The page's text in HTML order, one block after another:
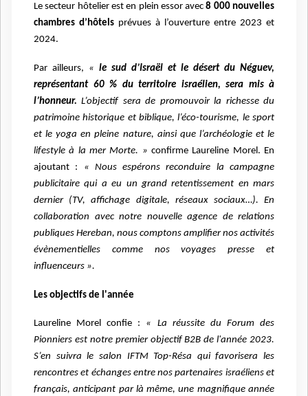
Le secteur hôtelier est en plein essor avec 8 000 nouvelles
chambres d’hôtels prévues à l’ouverture entre 2023 et
2024.
Par ailleurs, « le sud d’Israël et le désert du Néguev,
représentant 60 % du territoire israélien, sera mis à
l’honneur.L’objectif sera de promouvoir la richesse du
patrimoine historique et biblique, l’éco-tourisme, le sport
et le yoga en pleine nature, ainsi que l’archéologie et le
lifestyle à la mer Morte. » confirme Laureline Morel. En
ajoutant : « Nous espérons reconduire la campagne
publicitaire qui a eu un grand retentissement en mars
dernier (TV, affichage digitale, réseaux sociaux…). En
collaboration avec notre nouvelle agence de relations
publiques Hereban, nous comptons amplifier nos activités
évènementielles comme nos voyages presse et
influenceurs ».
Les objectifs de l'année
Laureline Morel confie : « La réussite du Forum des
Pionniers est notre premier objectifB2Bde l'année 2023.
S’en suivra le salon IFTM Top-Résa qui favorisera les
rencontres et échanges entre nos partenaires israéliens et
français, anticipant par là même, une magnifique année